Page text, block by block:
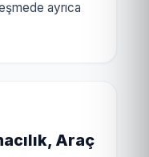
ayrıca
Araç